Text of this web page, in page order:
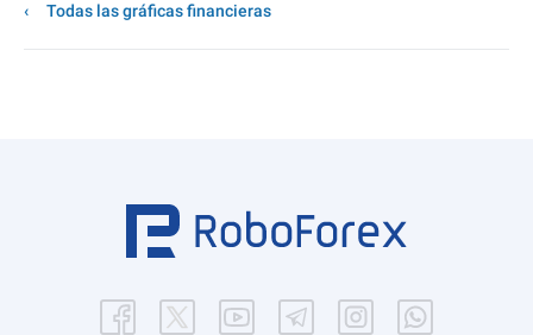
Todas las gráficas financieras